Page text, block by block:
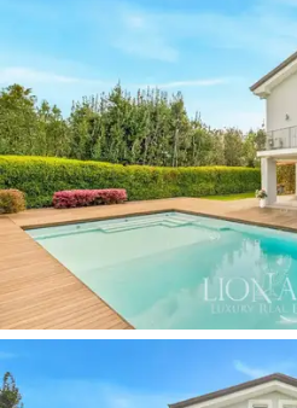
architettonici
, che
dell’abitazione: la zona
cucina e la zona notte con
un’estetica ispirata a un
tocco hollywoodiano, l’edificio
con lavegetazione
accoglie al massimo laluce
ambiente grazie alle ampie
Il cuore della villa è il
, un ambiente
dominante esalta la luce